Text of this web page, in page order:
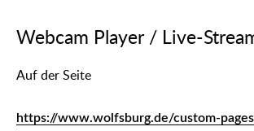
Webcam Player / Live-
Auf der Seite
https://www.wolfsburg.de/custom-